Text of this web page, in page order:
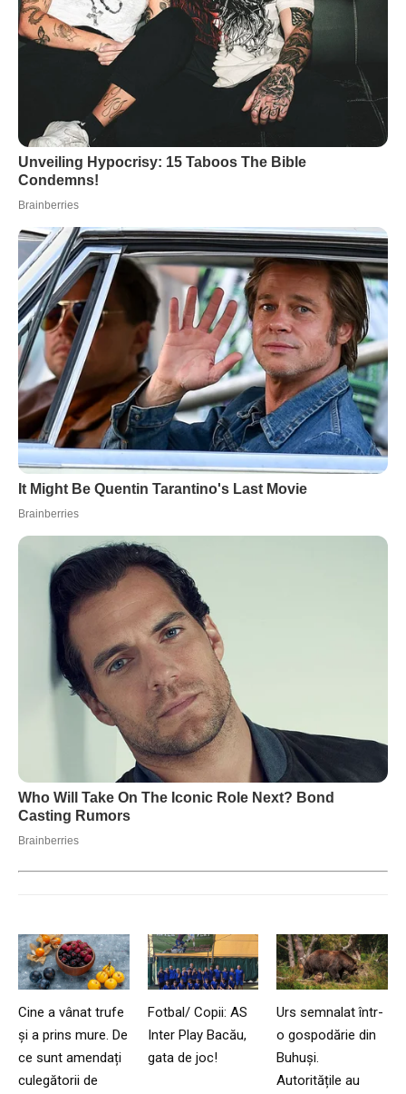
Cine a vânat trufe
și a prins mure. De
ce sunt amendați
culegătorii de
Fotbal/ Copii: AS
Inter Play Bacău,
gata de joc!
Urs semnalat într-
o gospodărie din
Buhuși.
Autoritățile au